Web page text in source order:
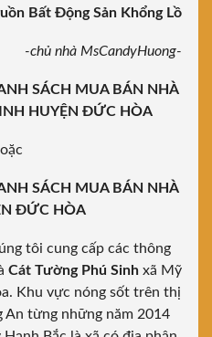
Bất Động Sản Khổng Lồ
-chủ nhà MsCandyHuong-
SÁCH MUA BÁN NHÀ
HUYỆN ĐỨC HÒA
SÁCH MUA BÁN NHÀ
ĐỨC HÒA
tôi cung cấp các thông
Cát Tường Phú Sinh xã Mỹ
Khu vực nóng sốt trên thị
An từng những năm 2014